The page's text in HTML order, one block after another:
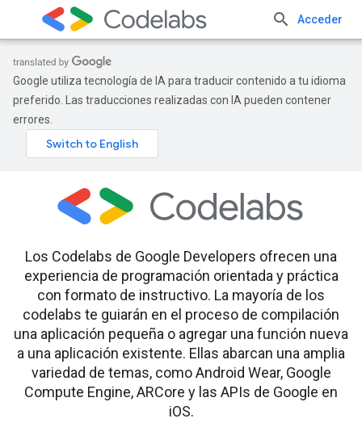
Acceder
Google utiliza tecnología de IA para traducir contenido a tu idioma
preferido. Las traducciones realizadas con IA pueden contener
errores.
Los Codelabs de Google Developers ofrecen una
experiencia de programación orientada y práctica
con formato de instructivo. La mayoría de los
codelabs te guiarán en el proceso de compilación
una aplicación pequeña o agregar una función nueva
a una aplicación existente. Ellas abarcan una amplia
variedad de temas, como Android Wear, Google
Compute Engine, ARCore y las APIs de Google en
iOS.